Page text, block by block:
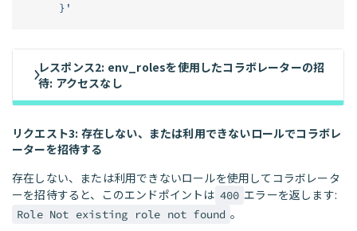
      }'
レスポンス2: env_rolesを使用したコラボレーターの招
待: アクセスなし
リクエスト3: 存在しない、または利用できないロールでコラボレ
ーターを招待する
存在しない、または利用できないロールを使用してコラボレータ
ーを招待すると、このエンドポイントは 400 エラーを返します:
Role Not existing role not found 。